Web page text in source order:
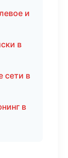
и
в
сети в
в